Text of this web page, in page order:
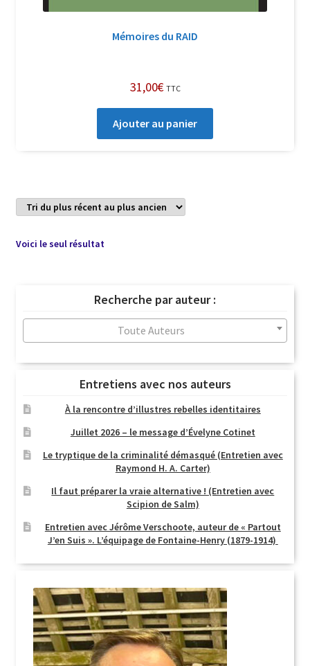
Mémoires du RAID
31,00€ TTC
Ajouter au panier
Voici le seul résultat
Recherche par auteur :
Toute Auteurs
Entretiens avec nos auteurs
À la rencontre d’illustres rebelles identitaires
Juillet 2026 – le message d’Évelyne Cotinet
Le tryptique de la criminalité démasqué (Entretien avec
Raymond H. A. Carter)
Il faut préparer la vraie alternative ! (Entretien avec
Scipion de Salm)
Entretien avec Jérôme Verschoote, auteur de « Partout
J’en Suis ». L’équipage de Fontaine-Henry (1879-1914)